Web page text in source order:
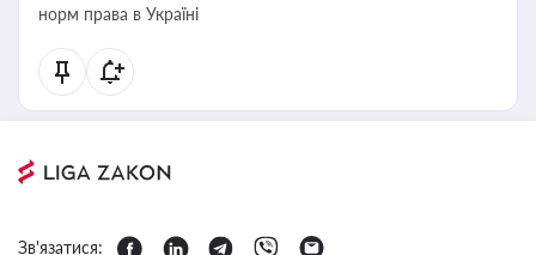
норм права в Україні
Зв'язатися: